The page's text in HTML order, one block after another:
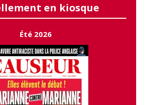
en kiosque
Été 2026